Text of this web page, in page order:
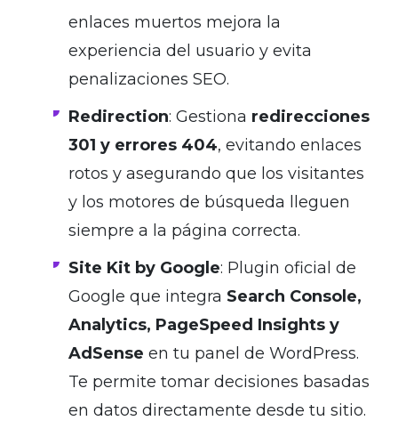
enlaces muertos mejora la
experiencia del usuario y evita
penalizaciones SEO.
Redirection: Gestiona redirecciones
301 y errores 404, evitando enlaces
rotos y asegurando que los visitantes
y los motores de búsqueda lleguen
siempre a la página correcta.
Site Kit by Google: Plugin oficial de
Google que integra Search Console,
Analytics, PageSpeed Insights y
AdSense en tu panel de WordPress.
Te permite tomar decisiones basadas
en datos directamente desde tu sitio.